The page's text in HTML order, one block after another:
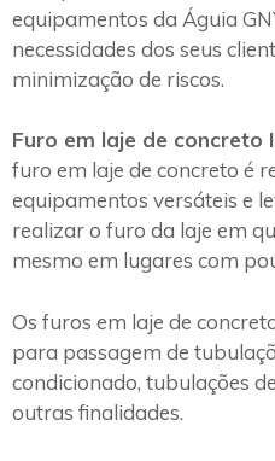
equipamentos da Águia
necessidades dos seus
minimização de riscos.
Furo em laje de concreto
furo em laje de concreto é
equipamentos versáteis e
realizar o furo da laje em
mesmo em lugares com
Os furos em laje de
para passagem de
condicionado, tubulações
outras finalidades.